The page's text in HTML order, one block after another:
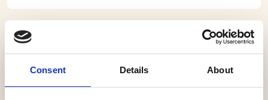
Consent Details About
Waalwijk, Theater De Leest
Bert Visscher 65, dat zou je niet zeggen